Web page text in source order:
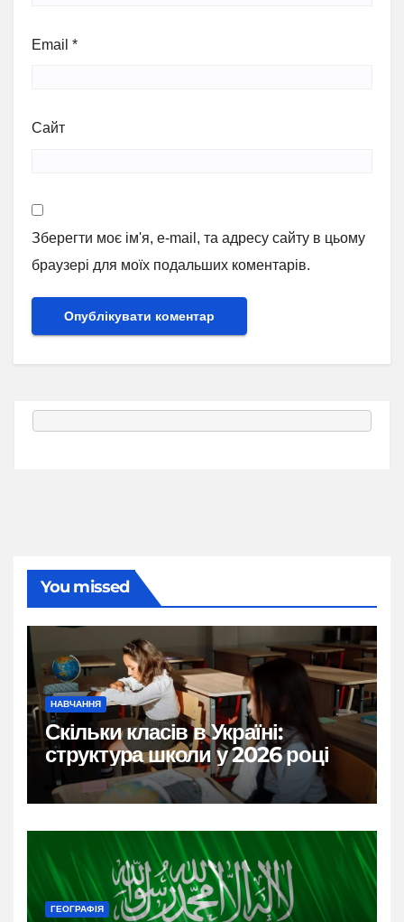
Email *
Сайт
Зберегти моє ім'я, e-mail, та адресу сайту в цьому
браузері для моїх подальших коментарів.
You missed
НАВЧАННЯ
Скільки класів в Україні:
структура школи у 2026 році
ГЕОГРАФІЯ